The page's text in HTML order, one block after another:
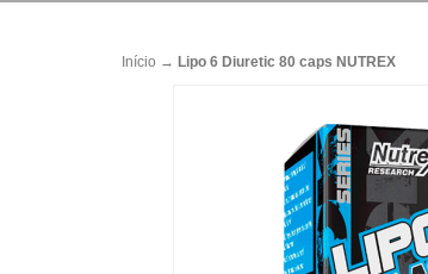
Início → Lipo 6 Diuretic 80 caps NUTREX